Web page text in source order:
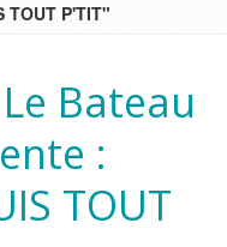
TOUT P'TIT"
Bateau
:
TOUT